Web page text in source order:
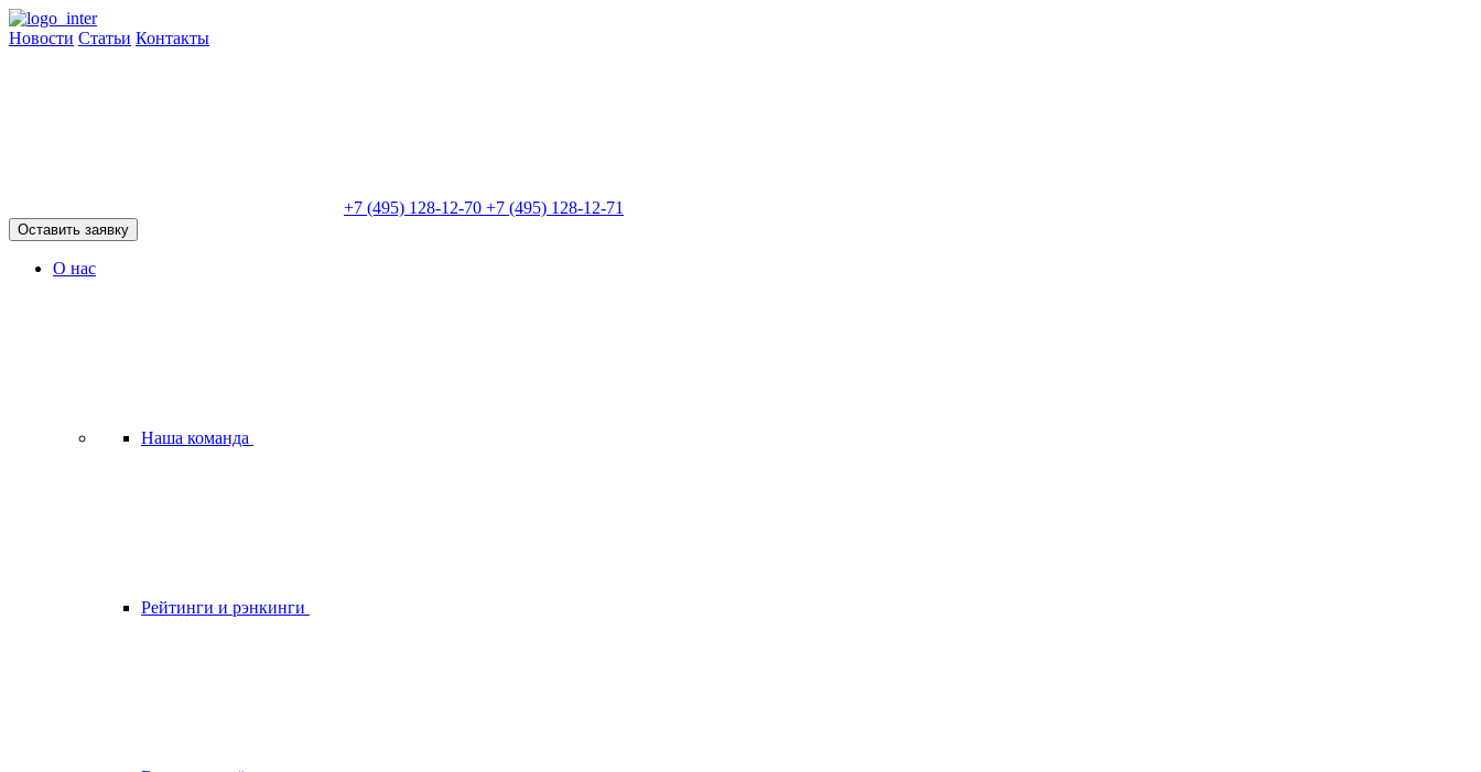
Новости Статьи Контакты
+7 (495) 128-12-70 +7 (495) 128-12-71
Оставить заявку
О нас
Наша команда
Рейтинги и рэнкинги